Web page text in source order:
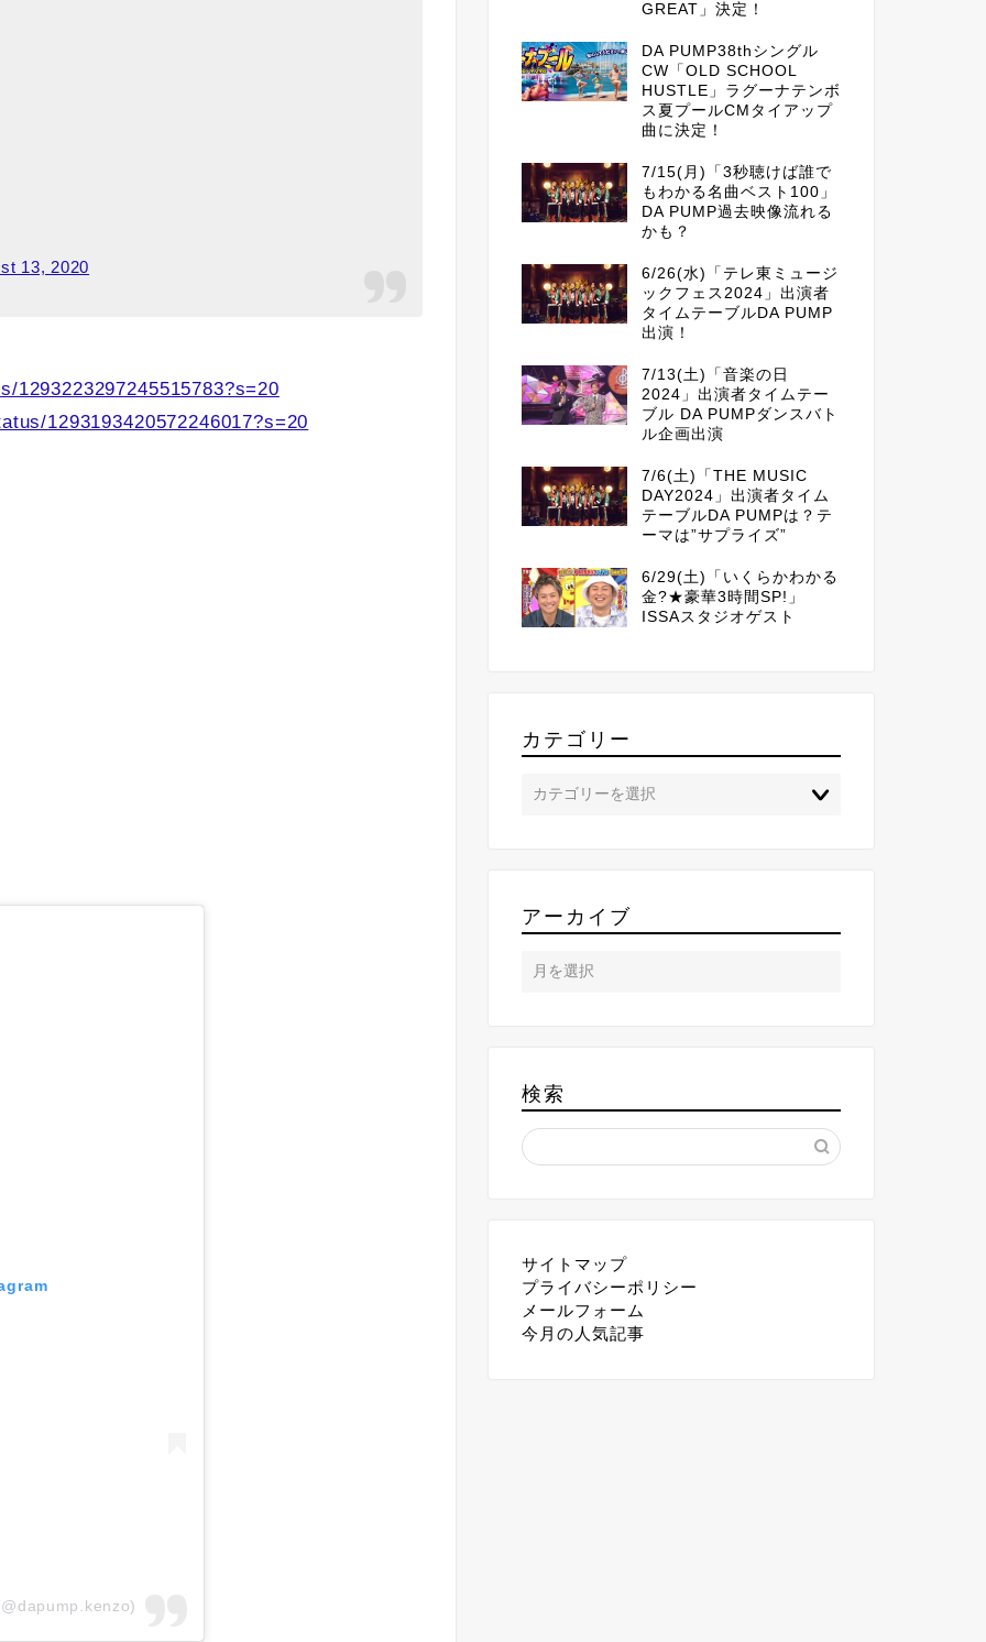
13, 2020
1293223297245515783?s=20
1293193420572246017?s=20
GREAT」決定！
DA PUMP38thシングル
CW「OLD SCHOOL
HUSTLE」ラグーナテンボ
ス夏プールCMタイアップ
曲に決定！
7/15(月)「3秒聴けば誰で
もわかる名曲ベスト100」
DA PUMP過去映像流れる
かも？
6/26(水)「テレ東ミュージ
ックフェス2024」出演者
タイムテーブルDA PUMP
出演！
7/13(土)「音楽の日
2024」出演者タイムテー
ブル DA PUMPダンスバト
ル企画出演
7/6(土)「THE MUSIC
DAY2024」出演者タイム
テーブルDA PUMPは？テ
ーマは”サプライズ”
6/29(土)「いくらかわかる
金?★豪華3時間SP!」
ISSAスタジオゲスト
カテゴリー
アーカイブ
検索
サイトマップ
プライバシーポリシー
メールフォーム
今月の人気記事